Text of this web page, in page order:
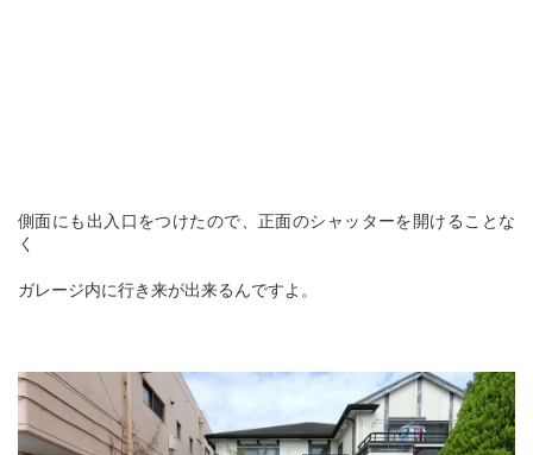
側面にも出入口をつけたので、正面のシャッターを開けることな
く
ガレージ内に行き来が出来るんですよ。